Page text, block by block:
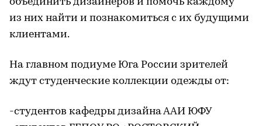
из них найти и познакомиться с их будущими
клиентами.
На главном подиуме Юга России зрителей
ждут студенческие коллекции одежды от:
-студентов кафедры дизайна ААИ ЮФУ